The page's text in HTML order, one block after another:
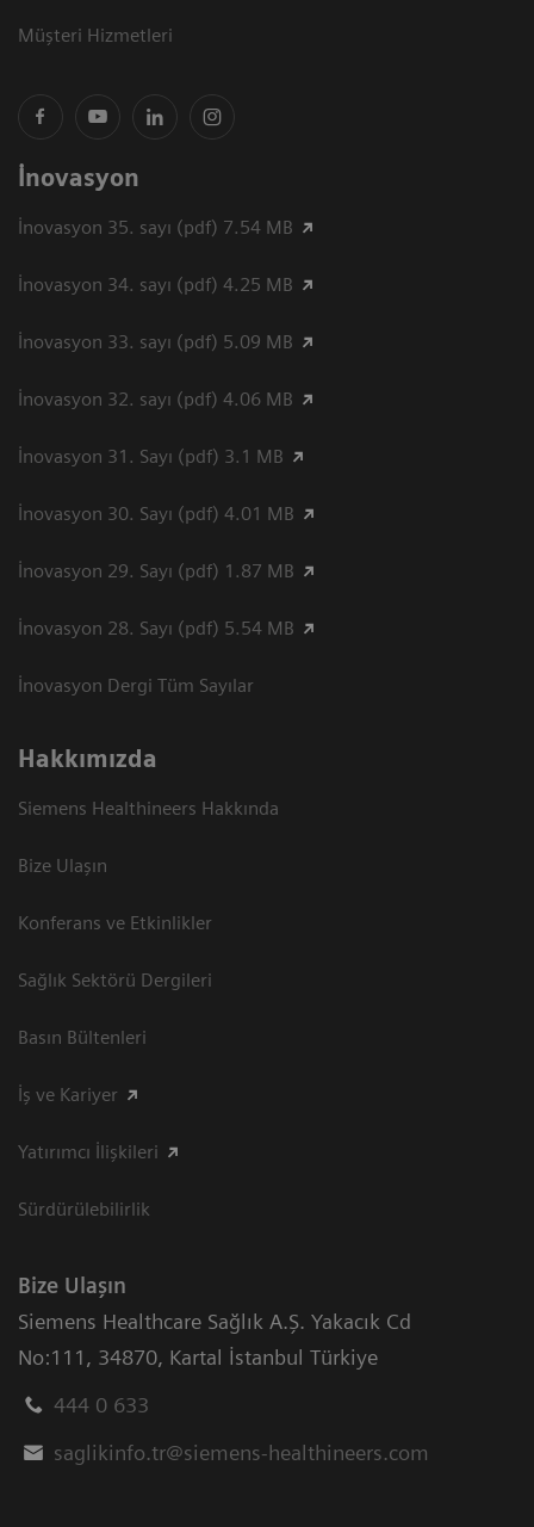
Müşteri Hizmetleri
İnovasyon
İnovasyon 35. sayı (pdf) 7.54 MB
İnovasyon 34. sayı (pdf) 4.25 MB
İnovasyon 33. sayı (pdf) 5.09 MB
İnovasyon 32. sayı (pdf) 4.06 MB
İnovasyon 31. Sayı (pdf) 3.1 MB
İnovasyon 30. Sayı (pdf) 4.01 MB
İnovasyon 29. Sayı (pdf) 1.87 MB
İnovasyon 28. Sayı (pdf) 5.54 MB
İnovasyon Dergi Tüm Sayılar
Hakkımızda
Siemens Healthineers Hakkında
Bize Ulaşın
Konferans ve Etkinlikler
Sağlık Sektörü Dergileri
Basın Bültenleri
İş ve Kariyer
Yatırımcı İlişkileri
Sürdürülebilirlik
Bize Ulaşın
Siemens Healthcare Sağlık A.Ş. Yakacık Cd
No:111 , 34870, Kartal İstanbul Türkiye
444 0 633
saglikinfo.tr@siemens-healthineers.com